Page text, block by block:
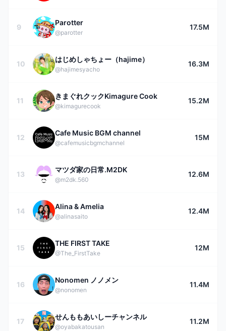
9
Parotter
@parotter
17.5M
10
はじめしゃちょー（hajime）
@hajimesyacho
16.3M
11
きまぐれクックKimagure Cook
@kimagurecook
15.2M
12
Cafe Music BGM channel
@cafemusicbgmchannel
15M
13
マツダ家の日常.M2DK
@m2dk.560
12.6M
14
Alina & Amelia
@alinasaito
12.4M
15
THE FIRST TAKE
@The_FirstTake
12M
16
Nonomen ノノメン
@nonomen
11.4M
17
せんももあいしーチャンネル
@oyabakatousan
11.2M